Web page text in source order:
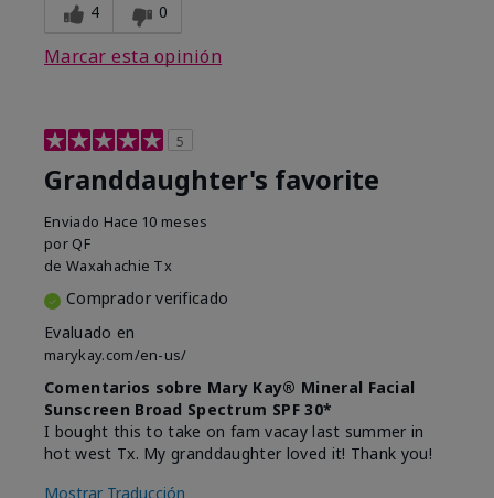
4 0
Marcar esta opinión
5
Granddaughter's favorite
Enviado Hace 10 meses
por QF
de Waxahachie Tx
Comprador verificado
Evaluado en
marykay.com/en-us/
Comentarios sobre Mary Kay® Mineral Facial
Sunscreen Broad Spectrum SPF 30*
I bought this to take on fam vacay last summer in
hot west Tx. My granddaughter loved it! Thank you!
Mostrar Traducción